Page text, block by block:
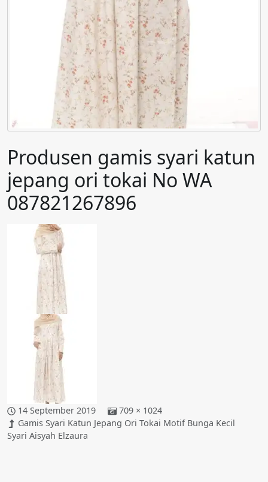
Produsen gamis syari katun
jepang ori tokai No WA
087821267896
14 September 2019
709 × 1024
Gamis Syari Katun Jepang Ori Tokai Motif Bunga Kecil
Syari Aisyah Elzaura